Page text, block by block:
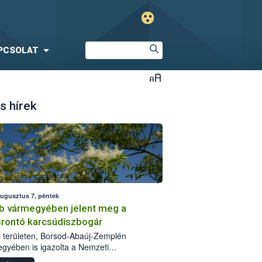
hírek
7, péntek
vármegyében jelent meg a
karcsúdíszbogár
területen, Borsod-Abaúj-Zemplén
is igazolta a Nemzeti
biztonsági Hivatal (Nébih) a